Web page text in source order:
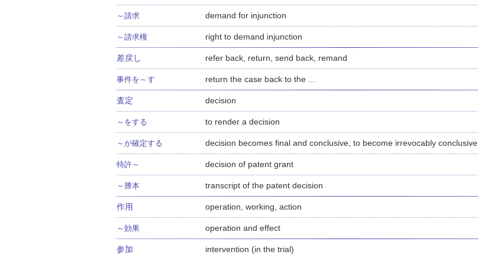
～請求 demand for injunction
～請求権 right to demand injunction
差戻し refer back, return, send back, remand
事件を～す return the case back to the ...
査定 decision
～をする to render a decision
～が確定する decision becomes final and conclusive, to become irrevocably conclusive
特許～ decision of patent grant
～謄本 transcript of the patent decision
作用 operation, working, action
～効果 operation and effect
参加 intervention (in the trial)